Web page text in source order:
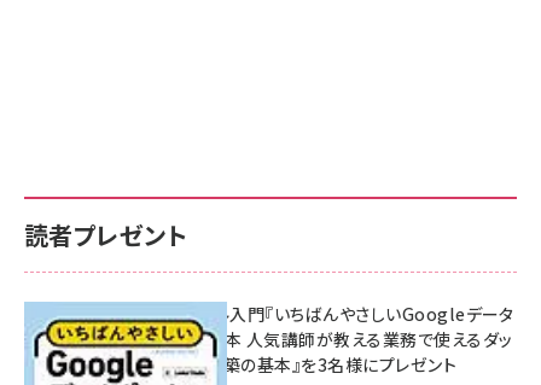
読者プレゼント
無料BIツール入門『いちばんやさしいGoogleデータ
ポータルの教本 人気講師が教える業務で使えるダッ
シュボード構築の基本』を3名様にプレゼント